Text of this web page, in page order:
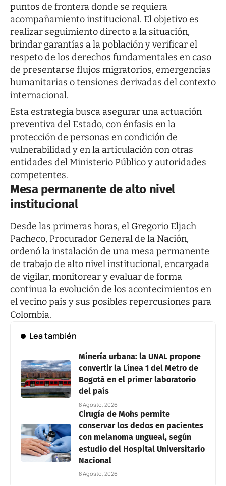
puntos de frontera donde se requiera
acompañamiento institucional. El objetivo es
realizar seguimiento directo a la situación,
brindar garantías a la población y verificar el
respeto de los derechos fundamentales en caso
de presentarse flujos migratorios, emergencias
humanitarias o tensiones derivadas del contexto
internacional.
Esta estrategia busca asegurar una actuación
preventiva del Estado, con énfasis en la
protección de personas en condición de
vulnerabilidad y en la articulación con otras
entidades del Ministerio Público y autoridades
competentes.
Mesa permanente de alto nivel
institucional
Desde las primeras horas, el Gregorio Eljach
Pacheco, Procurador General de la Nación,
ordenó la instalación de una mesa permanente
de trabajo de alto nivel institucional, encargada
de vigilar, monitorear y evaluar de forma
continua la evolución de los acontecimientos en
el vecino país y sus posibles repercusiones para
Colombia.
Lea también
Minería urbana: la UNAL propone
convertir la Línea 1 del Metro de
Bogotá en el primer laboratorio
del país
8 Agosto, 2026
Cirugía de Mohs permite
conservar los dedos en pacientes
con melanoma ungueal, según
estudio del Hospital Universitario
Nacional
8 Agosto, 2026